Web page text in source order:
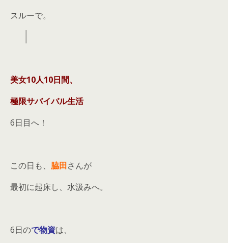
スルーで。
美女10人10日間、
極限サバイバル生活
6日目へ！
この日も、 脇田さんが
最初に起床し、水汲みへ。
6日ので物資は、